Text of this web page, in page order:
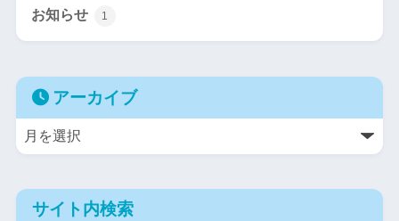
お知らせ 1
アーカイブ
サイト内検索